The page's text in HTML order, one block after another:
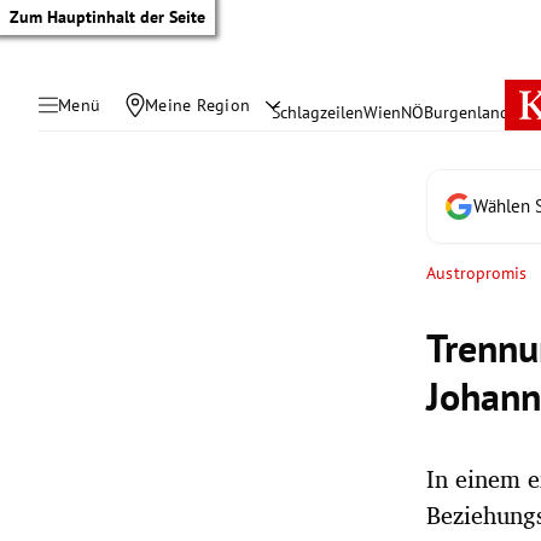
Zum Hauptinhalt der Seite
Menü Meine Region SchlagzeilenWienNÖBurgenland
Wählen
Austropromis
In einem